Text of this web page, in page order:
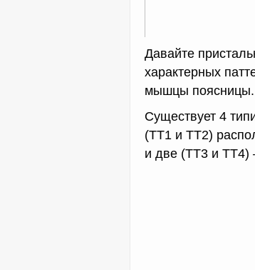
Давайте
характерных
мышцы поясницы.
Существует 4
(ТТ1 и ТТ2)
и две (ТТ3 и ТТ4)